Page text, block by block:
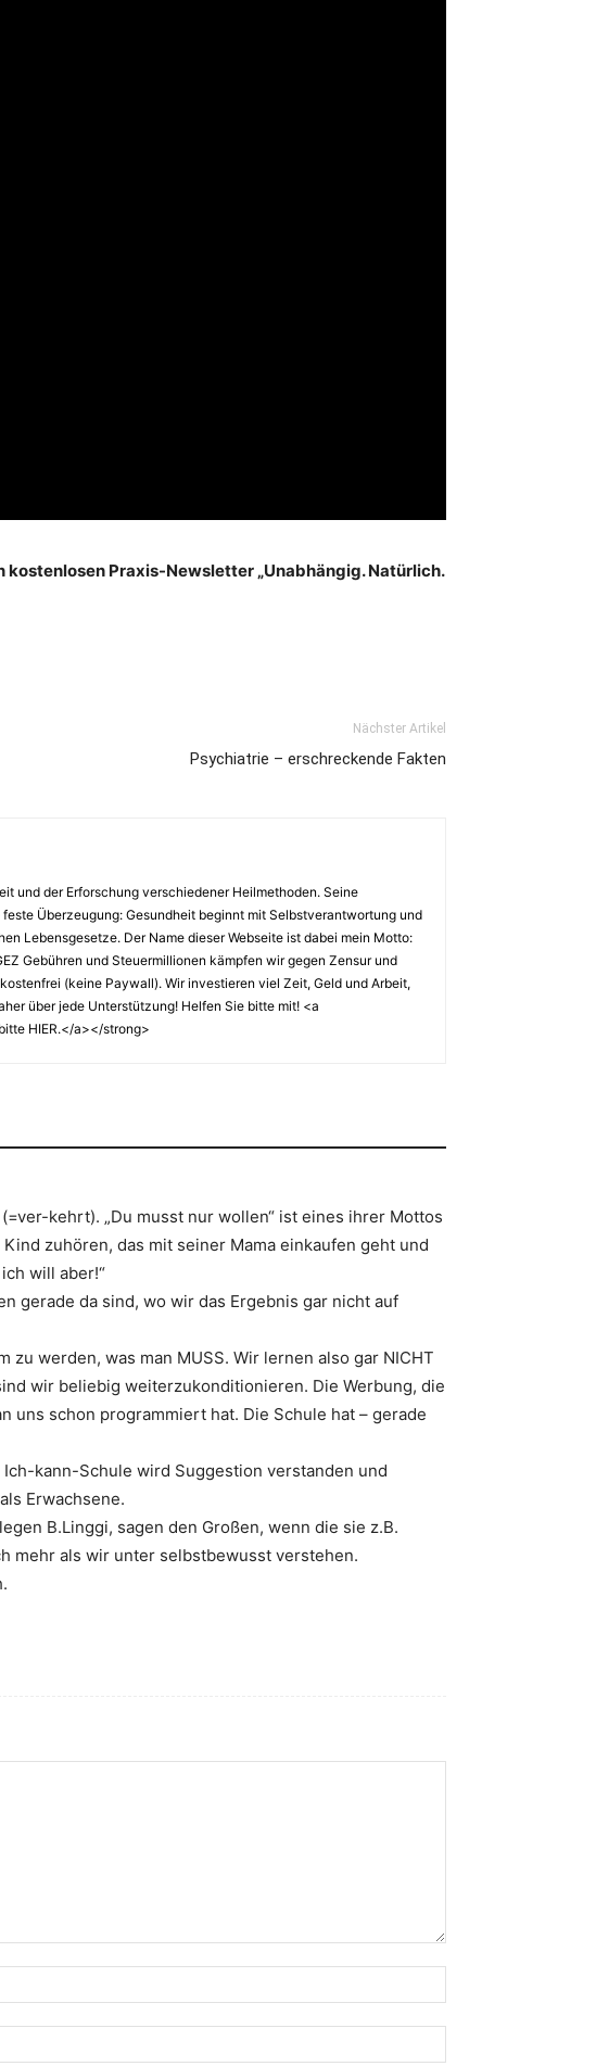
Praxis-Newsletter „Unabhängig. Natürlich.
Nächster Artikel
Psychiatrie – erschreckende Fakten
und der Erforschung verschiedener Heilmethoden. Seine
Überzeugung: Gesundheit beginnt mit Selbstverantwortung und
Lebensgesetze. Der Name dieser Webseite ist dabei mein Motto:
Gebühren und Steuermillionen kämpfen wir gegen Zensur und
(keine Paywall). Wir investieren viel Zeit, Geld und Arbeit,
über jede Unterstützung! Helfen Sie bitte mit! <a
HIER.</a></strong>
kehrt). „Du musst nur wollen“ ist eines ihrer Mottos
zuhören, das mit seiner Mama einkaufen geht und
will aber!“
gerade da sind, wo wir das Ergebnis gar nicht auf
werden, was man MUSS. Wir lernen also gar NICHT
wir beliebig weiterzukonditionieren. Die Werbung, die
uns schon programmiert hat. Die Schule hat – gerade
kann-Schule wird Suggestion verstanden und
Erwachsene.
B.Linggi, sagen den Großen, wenn die sie z.B.
mehr als wir unter selbstbewusst verstehen.